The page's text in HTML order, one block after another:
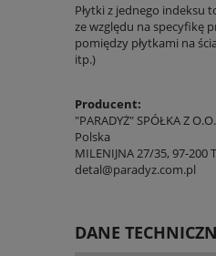
Płytki z jednego indeksu
ze względu na specyfikę
pomiędzy płytkami na
itp.)
Producent:
"PARADYŻ" SPÓŁKA Z O.O.
Polska
MILENIJNA 27/35, 97-
detal@paradyz.com.pl
DANE